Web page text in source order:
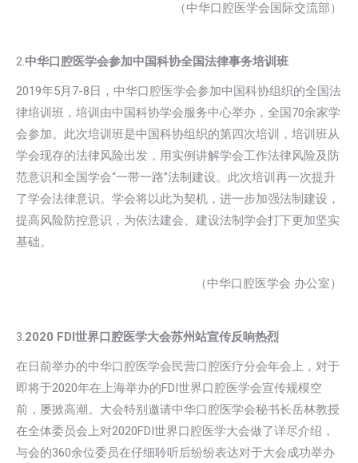
（中华口腔医学会国际交流部）
2.中华口腔医学会参加中国科协全国法律事务培训班
2019年5月7-8日，中华口腔医学会参加中国科协组织的全国法
律培训班，培训由中国科协学会服务中心举办，全国70余家学
会参加。此次培训班是中国科协组织的第四次培训，培训班从
学会现存的法律风险出发，用实例讲解学会工作法律风险及防
范意识和全国学会“一带一路”法制建设。此次培训再一次提升
了学会法律意识。学会将以此为契机，进一步加强法制建设，
提高风险防控意识，为依法建会、建设法制学会打下更加坚实
基础。
（中华口腔医学会 办公室）
3.2020 FDI世界口腔医学大会苏州站宣传反响热烈
在日前举办的中华口腔医学会民营口腔医疗分会年会上，对于
即将于2020年在上海举办的FDI世界口腔医学会宣传规模空
前，屡掀高潮。大会特别邀请中华口腔医学会秘书长岳林教授
在全体委员会上对2020FDI世界口腔医学大会做了详尽介绍，
与会的360余位委员在仔细聆听后纷纷表达对于大会成功举办